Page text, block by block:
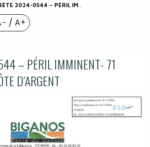
0544 – PÉRIL IMMINENT- 71 AVENUE DE LA CÔTE D’ARGENT
/ A+
– PÉRIL IMMINENT- 71
D’ARGENT